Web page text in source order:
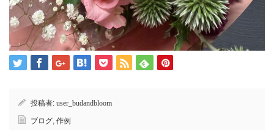
投稿者: user_budandbloom
ブログ, 作例